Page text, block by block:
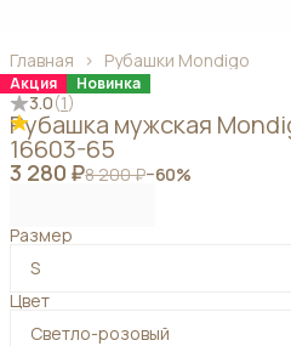
Рубашки Mondigo
Главная ›
Акция Новинка
3.0(1)
Рубашка мужская
16603-65
3 280 ₽8 200 ₽−60%
Размер
S
Цвет
Светло-розовый